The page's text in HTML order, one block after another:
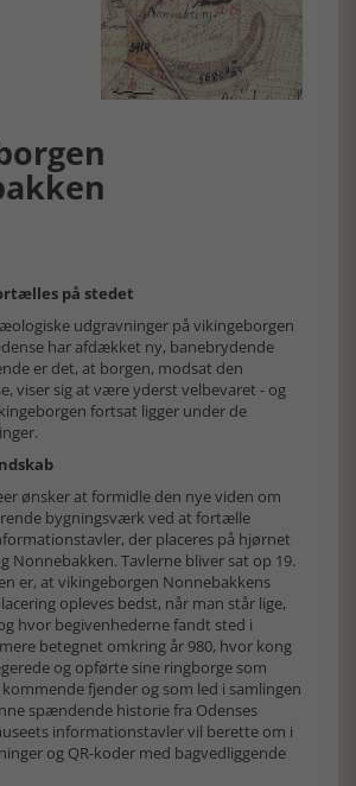
på stedet
udgravninger på vikingeborgen
har afdækket ny, banebrydende
er det, at borgen, modsat den
viser sig at være yderst velbevaret - og
fortsat ligger under de
ønsker at formidle den nye viden om
bygningsværk ved at fortælle
der placeres på hjørnet
Nonnebakken. Tavlerne bliver sat op 19.
er, at vikingeborgen Nonnebakkens
opleves bedst, når man står lige,
hvor begivenhederne fandt sted i
betegnet omkring år 980, hvor kong
og opførte sine ringborge som
fjender og som led i samlingen
spændende historie fra Odenses
informationstavler vil berette om i
og QR-koder med bagvedliggende